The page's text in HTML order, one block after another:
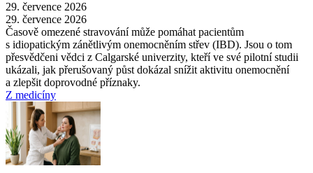
29. července 2026
29. července 2026
Časově omezené stravování může pomáhat pacientům
s idiopatickým zánětlivým onemocněním střev (IBD). Jsou o tom
přesvědčeni vědci z Calgarské univerzity, kteří ve své pilotní studii
ukázali, jak přerušovaný půst dokázal snížit aktivitu onemocnění
a zlepšit doprovodné příznaky.
Z medicíny